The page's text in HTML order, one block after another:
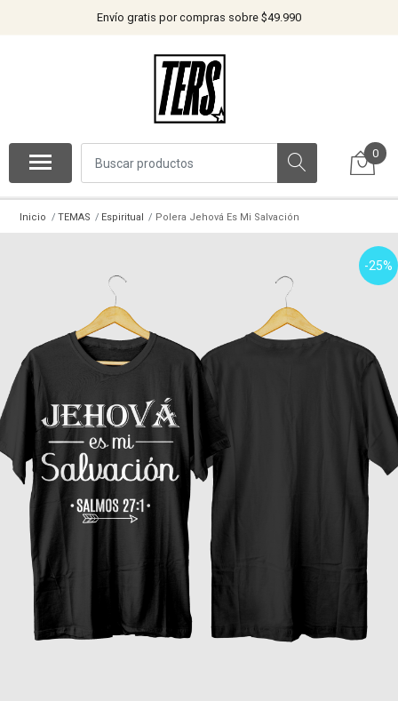
Envío gratis por compras sobre $49.990
0
Inicio TEMAS Espiritual Polera Jehová Es Mi Salvación
-25%